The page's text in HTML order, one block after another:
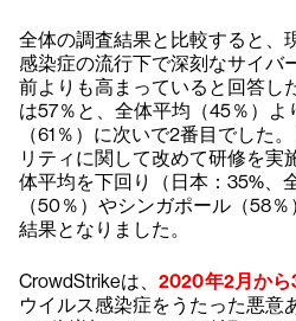
全体の調査結果と比較すると、
感染症の流行下で深刻なサイバ
前よりも高まっていると回答し
は57％と、全体平均（45％）よ
（61％）に次いで2番目でした
リティに関して改めて研修を実
体平均を下回り（日本：35%、
（50％）やシンガポール（58
結果となりました。
CrowdStrikeは、 2020年2月から
ウイルス感染症をうたった悪意